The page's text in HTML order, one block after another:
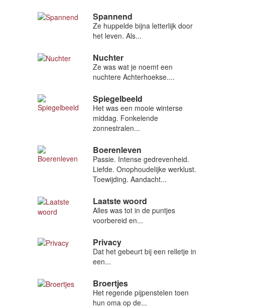
Spannend
Ze huppelde bijna letterlijk door
het leven. Als...
Nuchter
Ze was wat je noemt een
nuchtere Achterhoekse....
Spiegelbeeld
Het was een mooie winterse
middag. Fonkelende
zonnestralen...
Boerenleven
Passie. Intense gedrevenheid.
Liefde. Onophoudelijke werklust.
Toewijding. Aandacht...
Laatste woord
Alles was tot in de puntjes
voorbereid en...
Privacy
Dat het gebeurt bij een relletje in
een...
Broertjes
Het regende pijpenstelen toen
hun oma op de...